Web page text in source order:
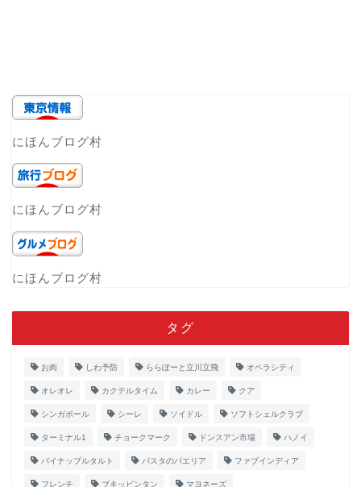
にほんブログ村
にほんブログ村
にほんブログ村
タグ
お肉 しわ予防 ららぽーと立川立飛 オペラシティ
オレオレ カクテルタイム カレー クア
シンガポール シーレ ソイドル ソフトシェルクラブ
ターミナル1 チョークマーク ドンスアン市場 ハノイ
パイナップルタルト パスタのパエリア ファブインディア
フレンチ ブキッビンタン マヨネーズ